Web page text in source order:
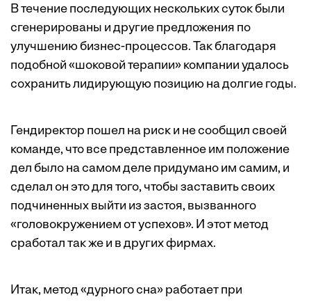
В течение последующих нескольких суток были
сгенерированы и другие предложения по
улучшению бизнес-процессов. Так благодаря
подобной «шоковой терапии» компании удалось
сохранить лидирующую позицию на долгие годы.
Гендиректор пошел на риск и не сообщил своей
команде, что все представленное им положение
дел было на самом деле придумано им самим, и
сделал он это для того, чтобы заставить своих
подчиненных выйти из застоя, вызванного
«головокружением от успехов». И этот метод
сработал так же и в других фирмах.
Итак, метод «дурного сна» работает при